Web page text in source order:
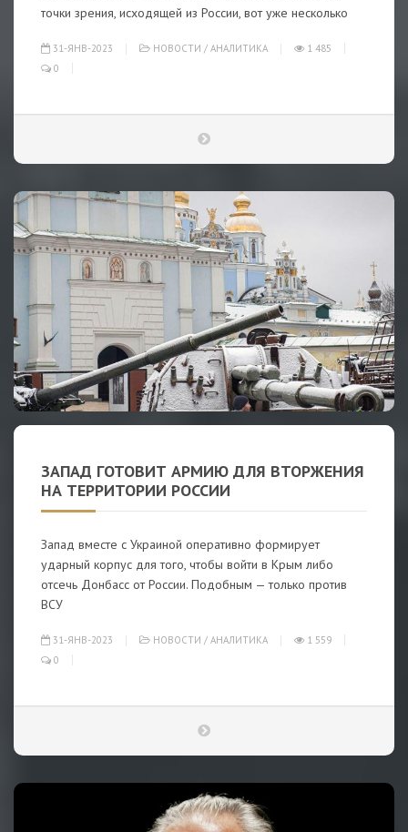
точки зрения, исходящей из России, вот уже несколько
31-ЯНВ-2023 НОВОСТИ / АНАЛИТИКА
1 485
0
ЗАПАД ГОТОВИТ АРМИЮ ДЛЯ ВТОРЖЕНИЯ
НА ТЕРРИТОРИИ РОССИИ
Запад вместе с Украиной оперативно формирует
ударный корпус для того, чтобы войти в Крым либо
отсечь Донбасс от России. Подобным — только против
ВСУ
31-ЯНВ-2023 НОВОСТИ / АНАЛИТИКА
1 559
0